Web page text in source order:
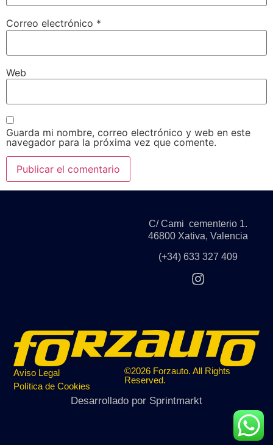
Correo electrónico *
Web
Guarda mi nombre, correo electrónico y web en este
navegador para la próxima vez que comente.
C/ Cami cementerio 1.
46800 Xativa, Valencia
(+34) 633 327 409
Aviso Legal
Política de Cookies
©2026 Forzauto. All Rights
Reserved.
Desarrollado por Sprintmarkt